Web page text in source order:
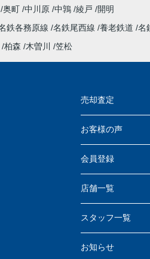
奥町 中川原 中鶉 綾戸
開明
鉄各務原線 名鉄尾西線 養老鉄道 名
柏森 木曽川 笠松
売却査定
お客様の声
会員登録
店舗一覧
スタッフ一覧
お知らせ